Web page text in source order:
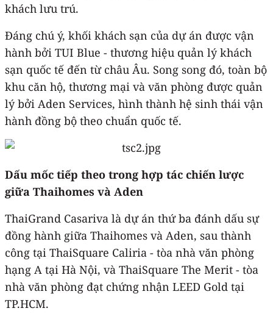
khách lưu trú.
Đáng chú ý, khối khách sạn của dự án được vận
hành bởi TUI Blue - thương hiệu quản lý khách
sạn quốc tế đến từ châu Âu. Song song đó, toàn bộ
khu căn hộ, thương mại và văn phòng được quản
lý bởi Aden Services, hình thành hệ sinh thái vận
hành đồng bộ theo chuẩn quốc tế.
Dấu mốc tiếp theo trong hợp tác chiến lược
giữa Thaihomes và Aden
ThaiGrand Casariva là dự án thứ ba đánh dấu sự
đồng hành giữa Thaihomes và Aden, sau thành
công tại ThaiSquare Caliria - tòa nhà văn phòng
hạng A tại Hà Nội, và ThaiSquare The Merit - tòa
nhà văn phòng đạt chứng nhận LEED Gold tại
TP.HCM.